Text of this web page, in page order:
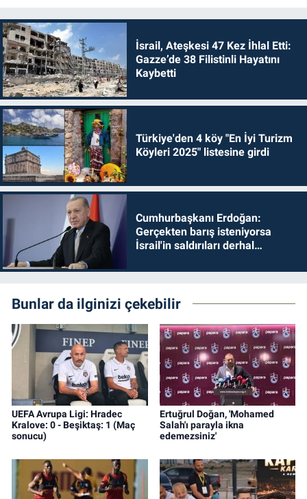
İsrail, Ateşkesi 47 Kez İhlal Etti:
Gazze’de 38 Filistinli Hayatını
Kaybetti
Türkiye'den 4 köy "En İyi Turizm
Köyleri 2025" listesine girdi
Cumhurbaşkanı Erdoğan:
Gerçekten barış isteniyorsa
İsrail'in saldırıları derhal
Bunlar da ilginizi çekebilir
UEFA Avrupa Ligi: Hradec
Kralove: 0 - Beşiktaş: 1 (Maç
sonucu)
Ertuğrul Doğan, 'Mohamed
Salah'ı parayla ikna
edemezsiniz'